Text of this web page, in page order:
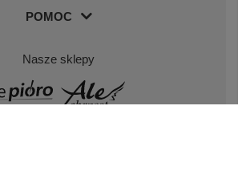
POMOC
Nasze sklepy